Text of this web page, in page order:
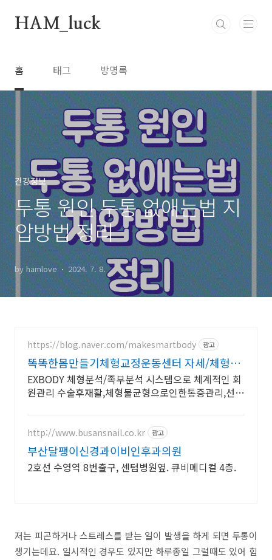
HAM_luck
홈 태그 방명록
건강정보
두통 원인 두통 없애는법 지
압방법 정리
by hamlove 2024. 7. 8.
https://blog.naver.com/makesmartbody 광고
똑똑한몸만들기체형교정운동센터 자세/체형교
정,재활운동 전문
EXBODY 체형분석/족부분석 시스템으로 체계적인 회
원관리 수술후재활,체형불균형으로인한통증관리,선수
http://www.busansnail.co.kr 광고
부산달팽이신경과이비인후과의원
2호선 수영역 8번출구, 센텀병원옆. 큐비메디컬 4층.
저는 피곤하거나 스트레스를 받는 일이 발생을 하게 되면 두통이
생기는데요. 일시적인 경우도 있지만 하루종일 그럴때도 있어 힘